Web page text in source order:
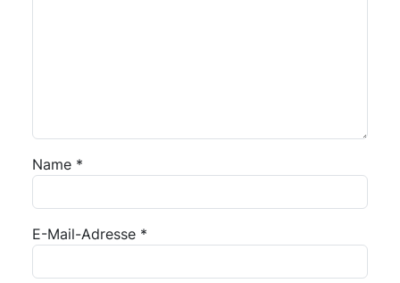
Name *
E-Mail-Adresse *